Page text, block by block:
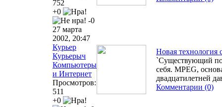
752
+0
-0
27 марта
2002, 20:47
Курьер
Курьерыч
Компьютеры
и Интернет
Просмотров:
511
+0
Новая технология
`Существующий
себя. MPEG,
двадцатилетней
Комментарии (0)